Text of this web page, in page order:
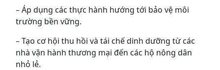
– Áp dụng các thực hành hướng tới bảo vệ môi
trường bền vững.
– Tạo cơ hội thu hồi và tái chế dinh dưỡng từ các
nhà vận hành thương mại đến các hộ nông dân
nhỏ lẻ.